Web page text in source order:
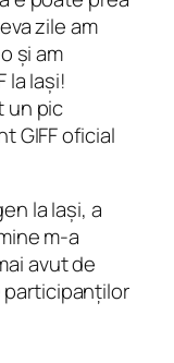
zile am
și am
la Iași!
un pic
GIFF oficial
la Iași, a
m-a
avut de
participanților